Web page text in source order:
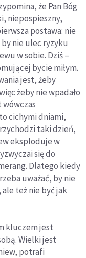
że Pan Bóg
niepospieszny,
postawa: nie
nie ulec ryzyku
w sobie. Dziś –
bycie miłym.
jest, żeby
żeby nie wpadało
cichymi dniami,
taki dzień,
eksploduje w
się do
Dlatego kiedy
uważać, by nie
też nie być jak
kluczem jest
Wielki jest
potrafi